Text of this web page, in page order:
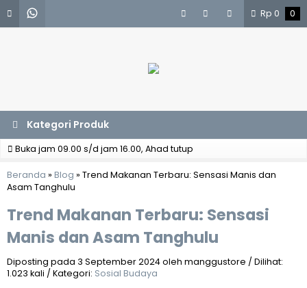
Rp 0 0
Kategori Produk
Buka jam 09.00 s/d jam 16.00, Ahad tutup
Beranda » Blog » Trend Makanan Terbaru: Sensasi Manis dan
Asam Tanghulu
Trend Makanan Terbaru: Sensasi
Manis dan Asam Tanghulu
Diposting pada 3 September 2024 oleh manggustore / Dilihat:
1.023 kali / Kategori: Sosial Budaya